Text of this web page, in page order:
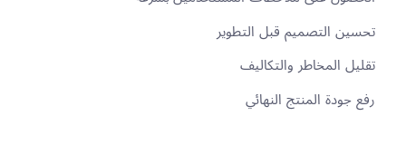
تحسين التصميم قبل التطوير
تقليل المخاطر والتكاليف
رفع جودة المنتج النهائي